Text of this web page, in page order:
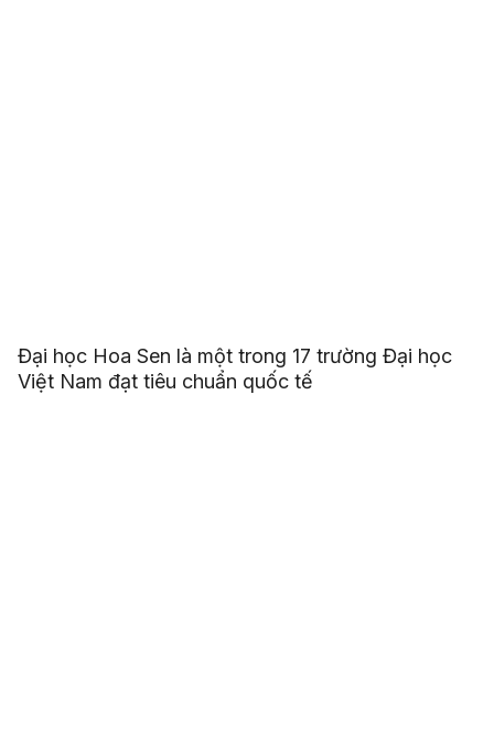
Đại học Hoa Sen là một trong 17 trường Đại học
Việt Nam đạt tiêu chuẩn quốc tế